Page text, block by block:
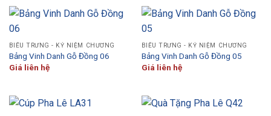
BIỂU TRƯNG - KỶ NIỆM CHƯƠNG
Bảng Vinh Danh Gỗ Đồng 06
Giá liên hệ
BIỂU TRƯNG - KỶ NIỆM CHƯƠNG
Bảng Vinh Danh Gỗ Đồng 05
Giá liên hệ